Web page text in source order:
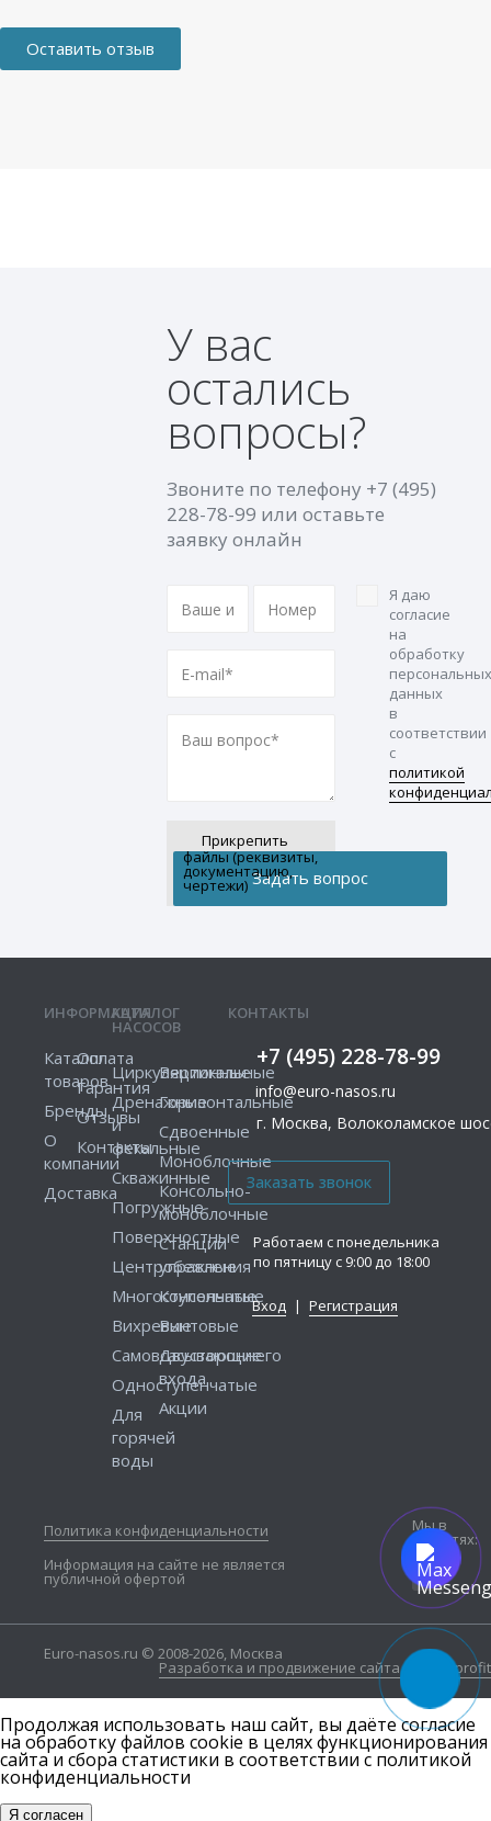
Оставить отзыв
У вас
остались
вопросы?
Звоните по телефону +7 (495)
228-78-99 или оставьте
заявку онлайн
Прикрепить
файлы (реквизиты,
документацию,
чертежи)
Я даю
согласие
на
обработку
персональных
данных
в
соответствии
с
политикой
КОНТАКТЫ
+7 (495) 228-78-99
info@euro-nasos.ru
г. Москва, Волоколамское
Работаем с понедельника
по пятницу с 9:00 до 18:00
Вход | Регистрация
ИНФОРМАЦИЯ
Каталог
товаров
Бренды
О
компании
Доставка
Оплата
Гарантия
Отзывы
Контакты
КАТАЛОГ
НАСОСОВ
Циркуляционные
Дренажные
и
фекальные
Скважинные
Погружные
Поверхностные
Центробежные
Многоступенчатые
Вихревые
Самовсасывающие
Одноступенчатые
Для
горячей
воды
Вертикальные
Горизонтальные
Сдвоенные
Моноблочные
Консольно-
моноблочные
Станции
управления
Консольные
Винтовые
Двустороннего
входа
Акции
Политика конфиденциальности
Информация на сайте не является
публичной офертой
Мы в
соцсетях:
Euro-nasos.ru © 2008-2026, Москва
Разработка и продвижение сайта — Seo4profit
Продолжая использовать наш сайт, вы даёте согласие
на обработку файлов cookie в целях функционирования
сайта и сбора статистики в соответствии с политикой
конфиденциальности
Я согласен